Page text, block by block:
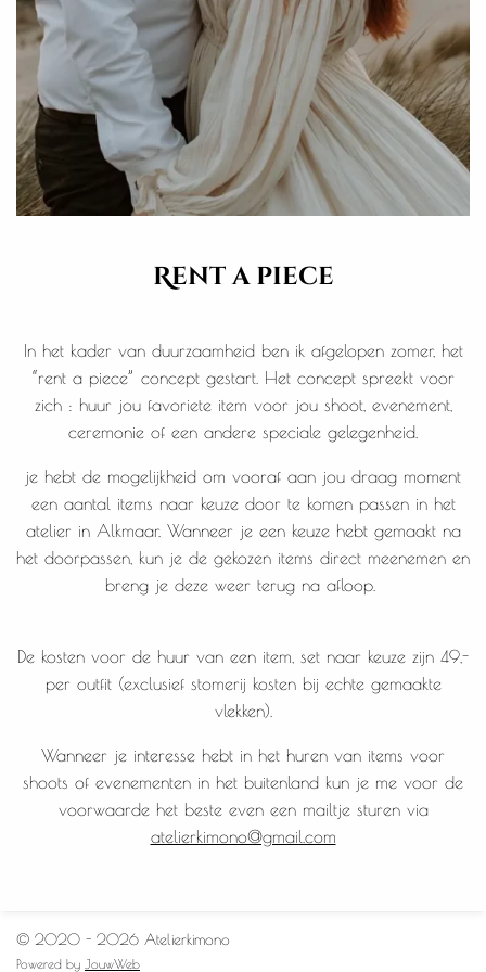
Rent a piece
In het kader van duurzaamheid ben ik afgelopen zomer, het
“rent a piece” concept gestart. Het concept spreekt voor
zich : huur jou favoriete item voor jou shoot, evenement,
ceremonie of een andere speciale gelegenheid.
je hebt de mogelijkheid om vooraf aan jou draag moment
een aantal items naar keuze door te komen passen in het
atelier in Alkmaar. Wanneer je een keuze hebt gemaakt na
het doorpassen, kun je de gekozen items direct meenemen en
breng je deze weer terug na afloop.
De kosten voor de huur van een item, set naar keuze zijn 49,-
per outfit (exclusief stomerij kosten bij echte gemaakte
vlekken).
Wanneer je interesse hebt in het huren van items voor
shoots of evenementen in het buitenland kun je me voor de
voorwaarde het beste even een mailtje sturen via
atelierkimono@gmail.com
© 2020 - 2026 Atelierkimono
Powered by JouwWeb